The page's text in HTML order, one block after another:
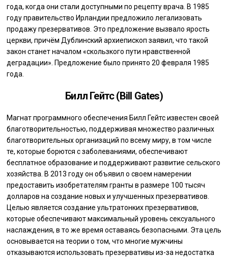
года, когда они стали доступными по рецепту врача. В 1985
году правительство Ирландии предложило легализовать
продажу презервативов. Это предложение вызвало ярость
церкви, причём Дублинский архиепископ заявил, что такой
закон станет началом «скользкого пути нравственной
деградации». Предложение было принято 20 февраля 1985
года.
Билл Гейтс (Bill Gates)
Магнат программного обеспечения Билл Гейтс известен своей
благотворительностью, поддерживая множество различных
благотворительных организаций по всему миру, в том числе
те, которые борются с заболеваниями, обеспечивают
бесплатное образование и поддерживают развитие сельского
хозяйства. В 2013 году он объявил о своем намерении
предоставить изобретателям гранты в размере 100 тысяч
долларов на создание новых и улучшенных презервативов.
Целью является создание ультратонких презервативов,
которые обеспечивают максимальный уровень сексуального
наслаждения, в то же время оставаясь безопасными. Эта цель
основывается на теории о том, что многие мужчины
отказываются использовать презервативы из-за недостатка